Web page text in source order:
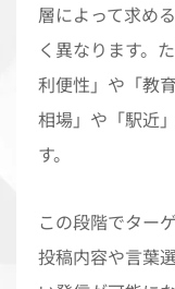
層によって求め
く異なります。
利便性」や「教
相場」や「駅近
す。
この段階でター
投稿内容や言葉